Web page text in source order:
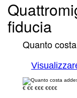
fiducia
Quanto
€ €€ €€€ €€€€